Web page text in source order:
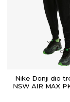
Nike Donji dio
NSW AIR MAX